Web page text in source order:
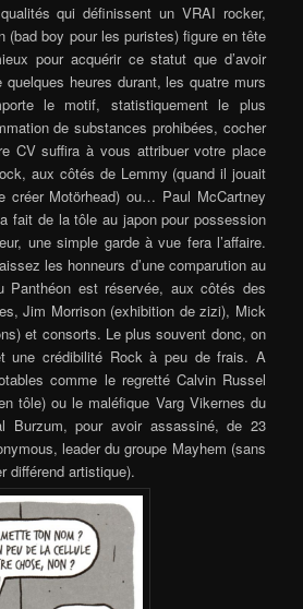
qui définissent un VRAI rocker,
(bad boy pour les puristes) figure en tête
pour acquérir ce statut que d’avoir
heures durant, les quatre murs
le motif, statistiquement le plus
de substances prohibées, cocher
CV suffira à vous attribuer votre place
aux côtés de Lemmy (quand il jouait
créer Motörhead) ou… Paul McCartney
fait de la tôle au japon pour possession
une simple garde à vue fera l’affaire.
les honneurs d’une comparution au
Panthéon est réservée, aux côtés des
Jim Morrison (exhibition de zizi), Mick
et consorts. Le plus souvent donc, on
une crédibilité Rock à peu de frais. A
comme le regretté Calvin Russel
tôle) ou le maléfique Varg Vikernes du
Burzum, pour avoir assassiné, de 23
leader du groupe Mayhem (sans
différend artistique).